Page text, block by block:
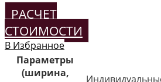
РАСЧЕТ
СТОИМОСТИ
В Избранное
Параметры
(ширина,